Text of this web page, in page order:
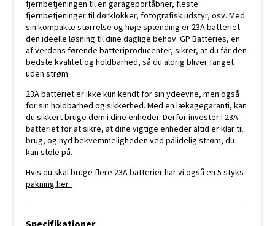
fjernbetjeningen til en garageportåbner, fleste
fjernbetjeninger til dørklokker, fotografisk udstyr, osv. Med
sin kompakte størrelse og høje spænding er 23A batteriet
den ideelle løsning til dine daglige behov. GP Batteries, en
af verdens førende batteriproducenter, sikrer, at du får den
bedste kvalitet og holdbarhed, så du aldrig bliver fanget
uden strøm.
23A batteriet er ikke kun kendt for sin ydeevne, men også
for sin holdbarhed og sikkerhed. Med en lækagegaranti, kan
du sikkert bruge dem i dine enheder. Derfor invester i 23A
batteriet for at sikre, at dine vigtige enheder altid er klar til
brug, og nyd bekvemmeligheden ved pålidelig strøm, du
kan stole på.
Hvis du skal bruge flere 23A batterier har vi også en5 styks
pakning her.
Specifikationer